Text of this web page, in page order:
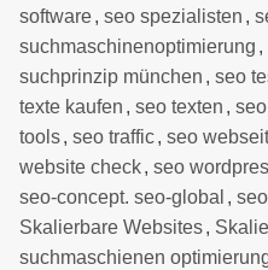
software, seo spezialisten ,
suchmaschinenoptimierung ,
suchprinzip münchen , seo
texte kaufen , seo texten ,
tools, seo traffic, seo
website check, seo
seo-concept. seo-global ,
Skalierbare Websites,
suchmaschienen